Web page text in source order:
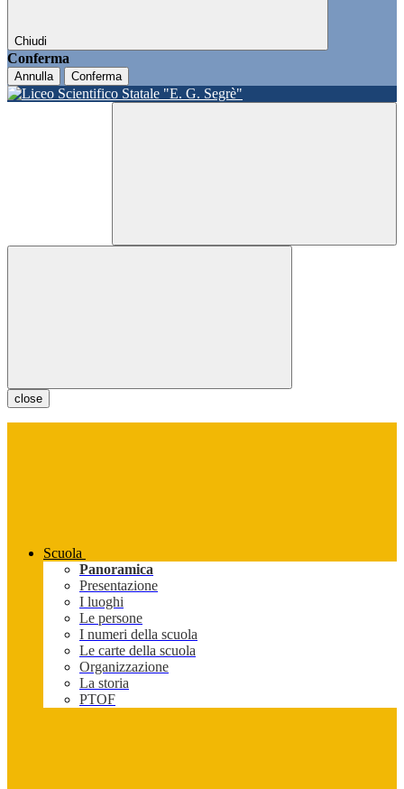
Chiudi
Conferma
Annulla Conferma
close
Scuola
Panoramica
Presentazione
I luoghi
Le persone
I numeri della scuola
Le carte della scuola
Organizzazione
La storia
PTOF